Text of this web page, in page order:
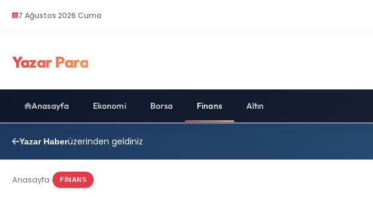
7 Ağustos 2026 Cuma
Yazar Para
Anasayfa Ekonomi Borsa Finans Altın
Yazar Haberüzerinden geldiniz
Anasayfa FINANS